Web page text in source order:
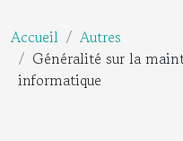
Accueil
Autres
Généralité sur la
informatique